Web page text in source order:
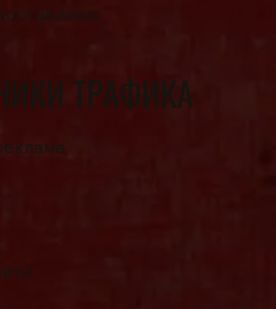
ТРАФИКА